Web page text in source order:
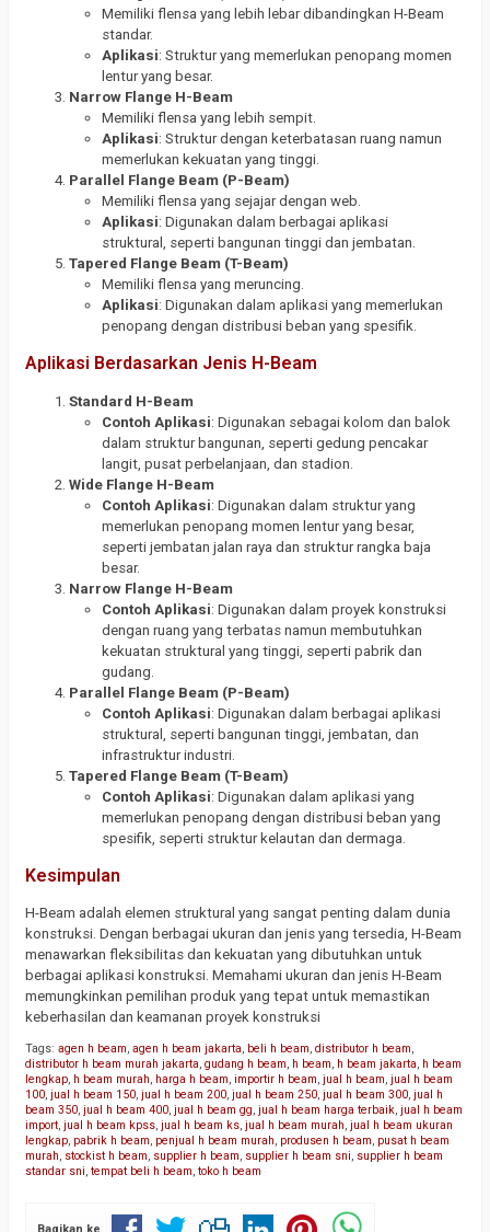
Memiliki flensa yang lebih lebar dibandingkan H-Beam
standar.
Aplikasi: Struktur yang memerlukan penopang momen
lentur yang besar.
Narrow Flange H-Beam
Memiliki flensa yang lebih sempit.
Aplikasi: Struktur dengan keterbatasan ruang namun
memerlukan kekuatan yang tinggi.
Parallel Flange Beam (P-Beam)
Memiliki flensa yang sejajar dengan web.
Aplikasi: Digunakan dalam berbagai aplikasi
struktural, seperti bangunan tinggi dan jembatan.
Tapered Flange Beam (T-Beam)
Memiliki flensa yang meruncing.
Aplikasi: Digunakan dalam aplikasi yang memerlukan
penopang dengan distribusi beban yang spesifik.
Aplikasi Berdasarkan Jenis H-Beam
Standard H-Beam
Contoh Aplikasi: Digunakan sebagai kolom dan balok
dalam struktur bangunan, seperti gedung pencakar
langit, pusat perbelanjaan, dan stadion.
Wide Flange H-Beam
Contoh Aplikasi: Digunakan dalam struktur yang
memerlukan penopang momen lentur yang besar,
seperti jembatan jalan raya dan struktur rangka baja
besar.
Narrow Flange H-Beam
Contoh Aplikasi: Digunakan dalam proyek konstruksi
dengan ruang yang terbatas namun membutuhkan
kekuatan struktural yang tinggi, seperti pabrik dan
gudang.
Parallel Flange Beam (P-Beam)
Contoh Aplikasi: Digunakan dalam berbagai aplikasi
struktural, seperti bangunan tinggi, jembatan, dan
infrastruktur industri.
Tapered Flange Beam (T-Beam)
Contoh Aplikasi: Digunakan dalam aplikasi yang
memerlukan penopang dengan distribusi beban yang
spesifik, seperti struktur kelautan dan dermaga.
Kesimpulan
H-Beam adalah elemen struktural yang sangat penting dalam dunia
konstruksi. Dengan berbagai ukuran dan jenis yang tersedia, H-Beam
menawarkan fleksibilitas dan kekuatan yang dibutuhkan untuk
berbagai aplikasi konstruksi. Memahami ukuran dan jenis H-Beam
memungkinkan pemilihan produk yang tepat untuk memastikan
keberhasilan dan keamanan proyek konstruksi
Tags: agen h beam, agen h beam jakarta, beli h beam, distributor h beam,
distributor h beam murah jakarta, gudang h beam, h beam, h beam jakarta, h beam
lengkap, h beam murah, harga h beam, importir h beam, jual h beam, jual h beam
100, jual h beam 150, jual h beam 200, jual h beam 250, jual h beam 300, jual h
beam 350, jual h beam 400, jual h beam gg, jual h beam harga terbaik, jual h beam
import, jual h beam kpss, jual h beam ks, jual h beam murah, jual h beam ukuran
lengkap, pabrik h beam, penjual h beam murah, produsen h beam, pusat h beam
murah, stockist h beam, supplier h beam, supplier h beam sni, supplier h beam
standar sni, tempat beli h beam, toko h beam